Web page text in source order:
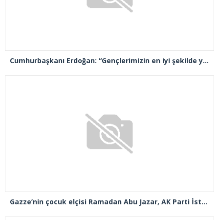
Cumhurbaşkanı Erdoğan: “Gençlerimizin en iyi şekilde yetişmeniz için tüm gücümüzle çalışıyoruz”
Gazze’nin çocuk elçisi Ramadan Abu Jazar, AK Parti İstanbul İl Başkanlığını ziyaret etti